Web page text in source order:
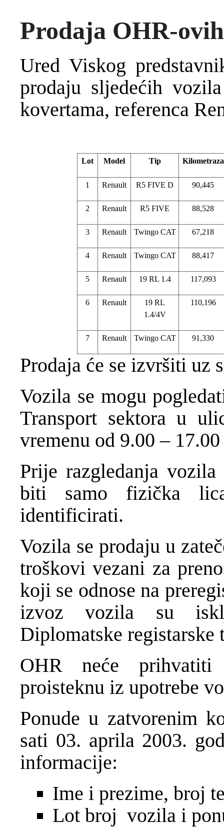
Prodaja OHR-
Ured Viskog
prodaju sljedećih
kovertama, referenca
Lot Model Tip Kilometraza
1 Renault R5 FIVE D 90,445
2 Renault R5 FIVE 88,528
3 Renault Twingo CAT 67,218
4 Renault Twingo CAT 88,417
5 Renault 19 RL 1.4 117,093
6 Renault
19 RL
1.4/4V
110,196
7 Renault Twingo CAT 91,330
Prodaja će se izvršiti uz
Vozila se mogu
Transport sektora u
vremenu od 9.00 –
Prije razgledanja
biti samo fizička
identificirati.
Vozila se prodaju u
troškovi vezani za
koji se odnose na
izvoz vozila su
Diplomatske registarske
OHR neće
proisteknu iz upotrebe
Ponude u zatvorenim
sati 03. aprila 2003.
informacije:
Ime i prezime, broj
Lot broj vozila i